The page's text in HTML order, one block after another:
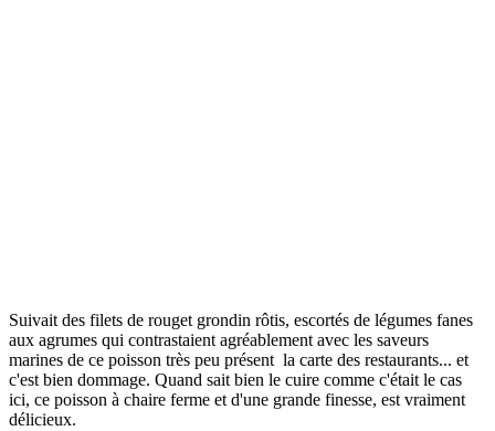
Suivait des filets de rouget grondin rôtis, escortés de légumes fanes
aux agrumes qui contrastaient agréablement avec les saveurs
marines de ce poisson très peu présent la carte des restaurants... et
c'est bien dommage. Quand sait bien le cuire comme c'était le cas
ici, ce poisson à chaire ferme et d'une grande finesse, est vraiment
délicieux.